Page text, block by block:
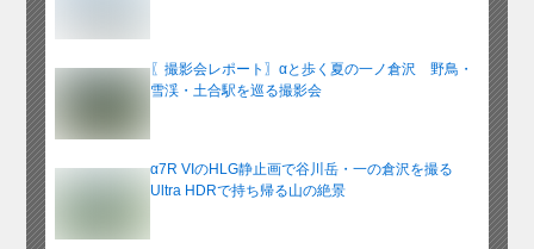
〖撮影会レポート〗αと歩く夏の一ノ倉沢 野鳥・
雪渓・土合駅を巡る撮影会
α7R VIのHLG静止画で谷川岳・一の倉沢を撮る
Ultra HDRで持ち帰る山の絶景